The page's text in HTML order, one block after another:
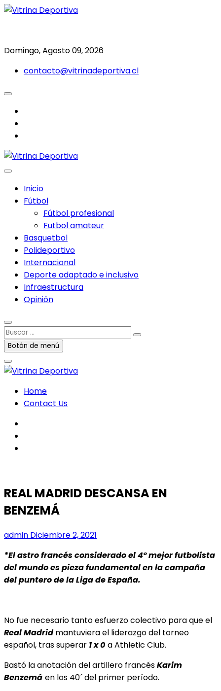
Saltar
Domingo, Agosto 09, 2026
contacto@vitrinadeportiva.cl
Inicio
Fútbol
Fútbol profesional
Futbol amateur
Basquetbol
Polideportivo
Internacional
Deporte adaptado e inclusivo
Infraestructura
Opinión
Buscar
…Botón de menú
Home
Contact Us
REAL MADRID DESCANSA EN
BENZEMÁ
admin Diciembre 2, 2021
*El astro francés considerado el 4° mejor futbolista
del mundo es pieza fundamental en la campaña
del puntero de la Liga de España.
No fue necesario tanto esfuerzo colectivo para que el
Real Madrid mantuviera el liderazgo del torneo
español, tras superar 1 x 0 a Athletic Club.
Bastó la anotación del artillero francésKarim
Benzemá en los 40´ del primer período.